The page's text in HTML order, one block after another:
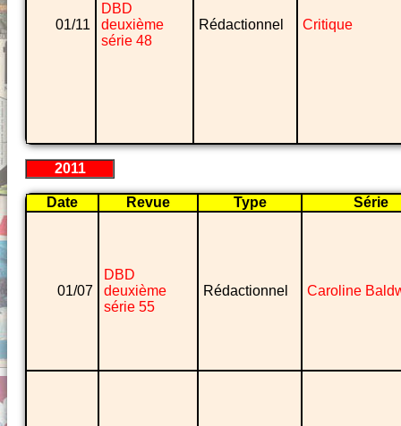
01/11
DBD
deuxième
série 48
Rédactionnel Critique
2011
Date Revue Type Série
01/07
DBD
deuxième
série 55
Rédactionnel Caroline